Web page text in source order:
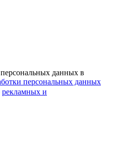
данных в
персональных данных
рекламных и